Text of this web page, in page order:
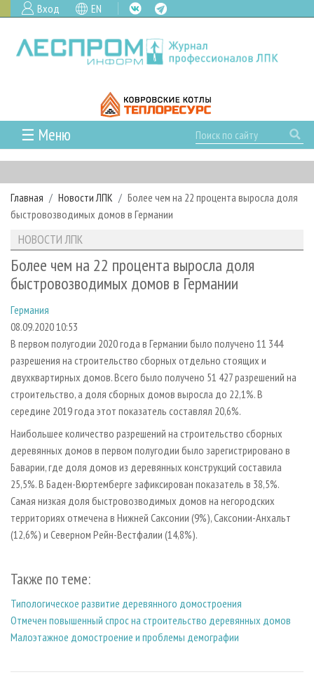
Вход EN
☰ Меню
ГЛАВНАЯ
РУБРИКИ И ТЕМЫ
РУБРИКИ ЖУРНАЛА
ЛЕСОЗАГОТОВКА
ЛЕСОПИЛЕНИЕ
СУШКА ДРЕВЕСИНЫ
ПРОИЗВОДСТВО ДРЕВЕСНЫХ ПЛИТ
ДЕРЕВЯННОЕ ДОМОСТРОЕНИЕ
ПРОИЗВОДСТВО МЕБЕЛИ
БИОЭНЕРГЕТИКА
ЦБП
ИНСТРУМЕНТ И МАТЕРИАЛЫ
НОВОСТИ
НОВОСТИ ЛПК
НОВОСТИ ЖУРНАЛА
ПРОЕКТЫ ЛПИ
АНАЛИТИКА
ПРЕДПРИЯТИЯ ЛПК
ПЕРСОНЫ
МОБИЛЬНЫЕ ВЫСТАВКИ
ОФИЦИАЛЬНЫЕ ДЕЛЕГАЦИИ
ПРИОРИТЕТНЫЕ ИНВЕСТПРОЕКТЫ
RUSSIAN FORESTRY REVIEW
ГАЗЕТА ЛЕСПРОМФОРУМ
БИБЛИОТЕКА СПЕЦИАЛИСТА
АРХИВ ЖУРНАЛОВ
О ЖУРНАЛЕ
КОНТАКТЫ
РЕКЛАМОДАТЕЛЯМ
РЕКЛАМА
РЕКЛАМА НА САЙТЕ
Главная Новости ЛПК
Более чем на 22 процента выросла доля
быстровозводимых домов в Германии
НОВОСТИ ЛПК
Более чем на 22 процента выросла доля
быстровозводимых домов в Германии
Германия
08.09.2020 10:53
В первом полугодии 2020 года в Германии было получено 11 344
разрешения на строительство сборных отдельно стоящих и
двухквартирных домов. Всего было получено 51 427 разрешений на
строительство, а доля сборных домов выросла до 22,1%. В
середине 2019 года этот показатель составлял 20,6%.
Наибольшее количество разрешений на строительство сборных
деревянных домов в первом полугодии было зарегистрировано в
Баварии, где доля домов из деревянных конструкций составила
25,5%. В Баден-Вюртемберге зафиксирован показатель в 38,5%.
Самая низкая доля быстровозводимых домов на негородских
территориях отмечена в Нижней Саксонии (9%), Саксонии-Анхальт
(12,6%) и Северном Рейн-Вестфалии (14,8%).
Также по теме:
Типологическое развитие деревянного домостроения
Отмечен повышенный спрос на строительство деревянных домов
Малоэтажное домостроение и проблемы демографии